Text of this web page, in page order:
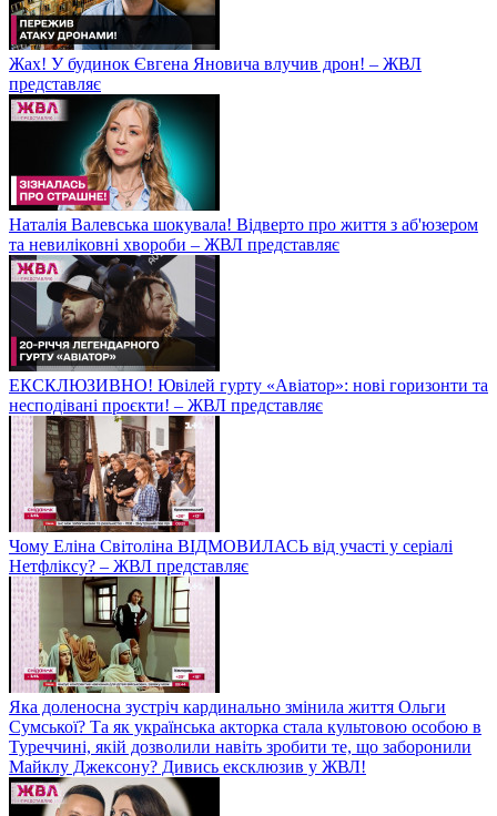
Жах! У будинок Євгена Яновича влучив дрон! – ЖВЛ
представляє
Наталія Валевська шокувала! Відверто про життя з аб'юзером
та невиліковні хвороби – ЖВЛ представляє
ЕКСКЛЮЗИВНО! Ювілей гурту «Авіатор»: нові горизонти та
несподівані проєкти! – ЖВЛ представляє
Чому Еліна Світоліна ВІДМОВИЛАСЬ від участі у серіалі
Нетфліксу? – ЖВЛ представляє
Яка доленосна зустріч кардинально змінила життя Ольги
Сумської? Та як українська акторка стала культовою особою в
Туреччині, якій дозволили навіть зробити те, що заборонили
Майклу Джексону? Дивись ексклюзив у ЖВЛ!